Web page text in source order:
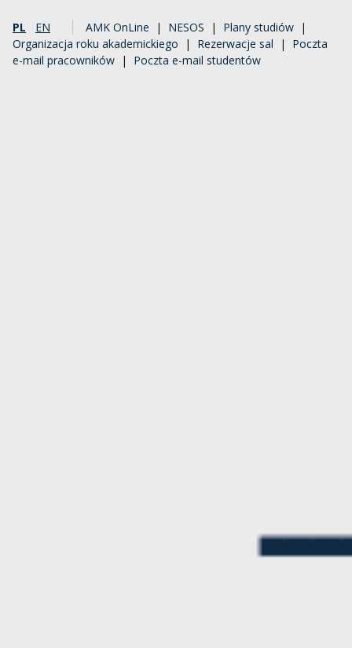
PL EN AMK OnLine | NESOS | Plany studiów |
Organizacja roku akademickiego | Rezerwacje sal | Poczta
e-mail pracowników | Poczta e-mail studentów